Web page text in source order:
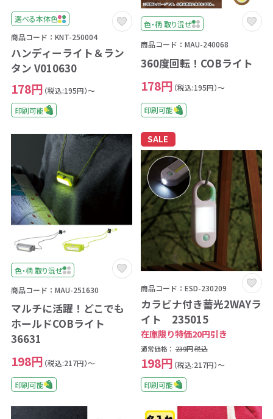
選べる本体色
商品コード：KNT-250004
ハンディーライト＆ラン
タン V010630
178円 （税込:195円）～
印刷可能
色・柄 取り混ぜ
商品コード：MAU-240068
360度回転！COBライト
178円 （税込:195円）～
印刷可能
色・柄 取り混ぜ
商品コード：MAU-251630
マルチに活躍！どこでも
ホールドCOBライト
36631
198円 （税込:217円）～
印刷可能
SALE
商品コード：ESD-230209
カラビナ付き蓄光2WAYラ
イト 235015
在庫限り特価20円引き
通常価格： 239円税込
198円 （税込:217円）～
印刷可能